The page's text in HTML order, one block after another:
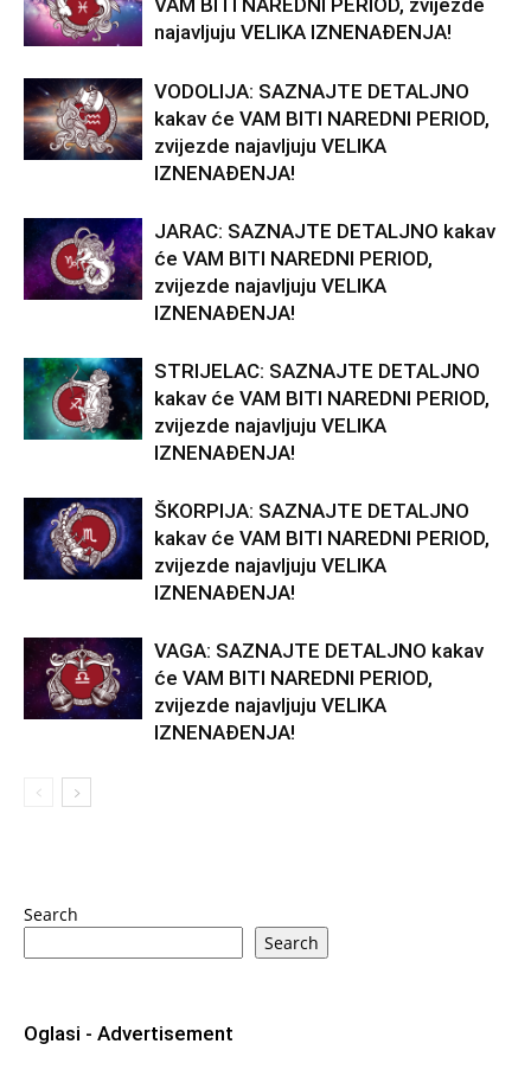
VAM BITI NAREDNI PERIOD, zvijezde
najavljuju VELIKA IZNENAĐENJA!
VODOLIJA: SAZNAJTE DETALJNO
kakav će VAM BITI NAREDNI PERIOD,
zvijezde najavljuju VELIKA
IZNENAĐENJA!
JARAC: SAZNAJTE DETALJNO kakav
će VAM BITI NAREDNI PERIOD,
zvijezde najavljuju VELIKA
IZNENAĐENJA!
STRIJELAC: SAZNAJTE DETALJNO
kakav će VAM BITI NAREDNI PERIOD,
zvijezde najavljuju VELIKA
IZNENAĐENJA!
ŠKORPIJA: SAZNAJTE DETALJNO
kakav će VAM BITI NAREDNI PERIOD,
zvijezde najavljuju VELIKA
IZNENAĐENJA!
VAGA: SAZNAJTE DETALJNO kakav
će VAM BITI NAREDNI PERIOD,
zvijezde najavljuju VELIKA
IZNENAĐENJA!
Search
Search
Oglasi - Advertisement